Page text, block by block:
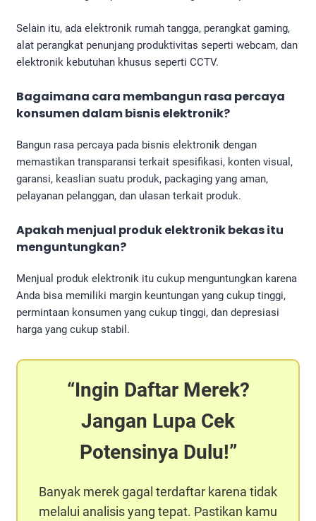
Selain itu, ada elektronik rumah tangga, perangkat gaming,
alat perangkat penunjang produktivitas seperti webcam, dan
elektronik kebutuhan khusus seperti CCTV.
Bagaimana cara membangun rasa percaya
konsumen dalam bisnis elektronik?
Bangun rasa percaya pada bisnis elektronik dengan
memastikan transparansi terkait spesifikasi, konten visual,
garansi, keaslian suatu produk, packaging yang aman,
pelayanan pelanggan, dan ulasan terkait produk.
Apakah menjual produk elektronik bekas itu
menguntungkan?
Menjual produk elektronik itu cukup menguntungkan karena
Anda bisa memiliki margin keuntungan yang cukup tinggi,
permintaan konsumen yang cukup tinggi, dan depresiasi
harga yang cukup stabil.
Ingin Daftar Merek?
Jangan Lupa Cek
Potensinya Dulu!
Banyak merek gagal terdaftar karena tidak
melalui analisis yang tepat. Pastikan kamu